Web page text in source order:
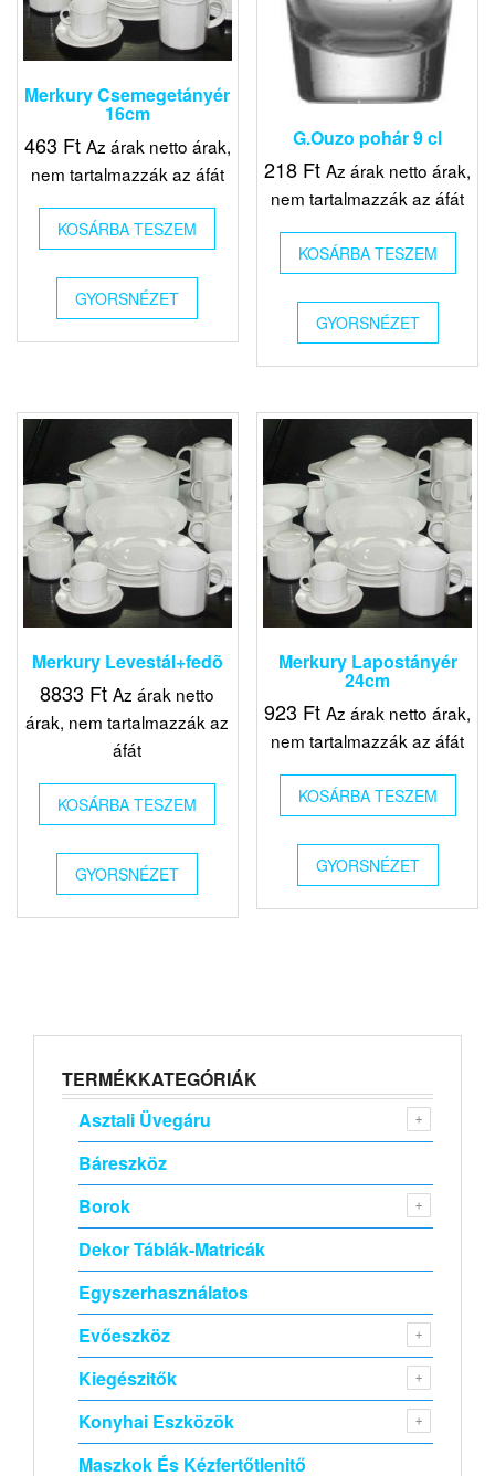
Merkury Csemegetányér
16cm
463 Ft Az árak netto árak,
nem tartalmazzák az áfát
KOSÁRBA TESZEM
GYORSNÉZET
G.Ouzo pohár 9 cl
218 Ft Az árak netto árak,
nem tartalmazzák az áfát
KOSÁRBA TESZEM
GYORSNÉZET
Merkury Levestál+fedõ
8833 Ft Az árak netto
árak, nem tartalmazzák az
áfát
KOSÁRBA TESZEM
GYORSNÉZET
Merkury Lapostányér
24cm
923 Ft Az árak netto árak,
nem tartalmazzák az áfát
KOSÁRBA TESZEM
GYORSNÉZET
TERMÉKKATEGÓRIÁK
Asztali Üvegáru
Báreszköz
Borok
Dekor Táblák-Matricák
Egyszerhasználatos
Evőeszköz
Kiegészitők
Konyhai Eszközök
Maszkok És Kézfertőtlenitő